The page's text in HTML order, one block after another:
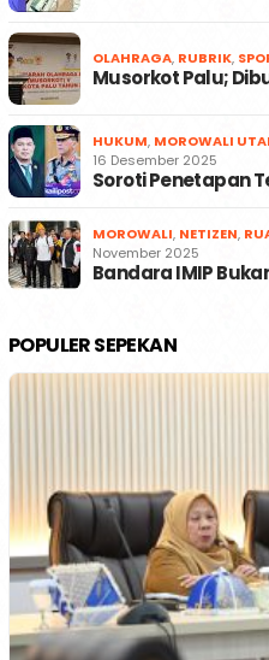
OLAHRAGA, RUBRIK,
Musorkot Palu;
HUKUM, MOROWALI
16 Desember 2025
Soroti Penetapan
MOROWALI, NETIZEN,
November 2025
Bandara IMIP
POPULER SEPEKAN